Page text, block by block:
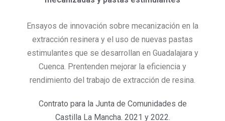
Ensayos de innovación sobre mecanización en la
extracción resinera y el uso de nuevas pastas
estimulantes que se desarrollan en Guadalajara y
Cuenca. Prentenden mejorar la eficiencia y
rendimiento del trabajo de extracción de resina.
Contrato para la Junta de Comunidades de
Castilla La Mancha. 2021 y 2022.